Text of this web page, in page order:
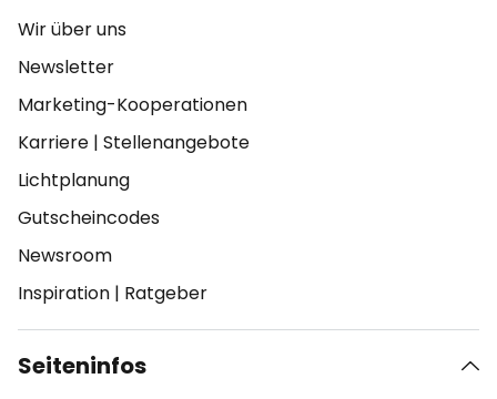
Wir über uns
Newsletter
Marketing-Kooperationen
Karriere | Stellenangebote
Lichtplanung
Gutscheincodes
Newsroom
Inspiration | Ratgeber
Seiteninfos